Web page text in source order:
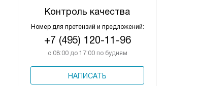
Контроль качества
Номер для претензий и предложений:
+7 (495) 120-11-96
с 08:00 до 17:00 по будням
НАПИСАТЬ